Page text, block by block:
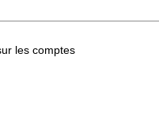
les comptes